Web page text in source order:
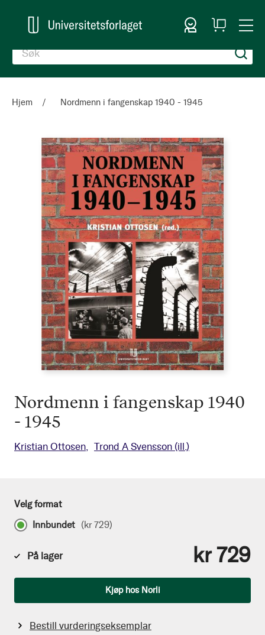
Logg inn
Handlekurv
Hjem Nordmenn i fangenskap 1940 - 1945
Nordmenn i fangenskap 1940
- 1945
Kristian Ottosen Trond A Svensson (ill.)
Velg format
Innbundet (kr 729)
På lager kr 729
Kjøp hos Norli
Bestill vurderingseksemplar